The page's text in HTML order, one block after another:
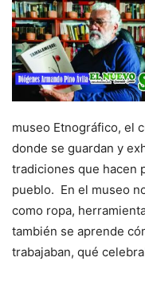
museo Etnográfico, el
donde se guardan y
tradiciones que hacen
pueblo. En el museo
como ropa,
también se aprende
trabajaban, qué